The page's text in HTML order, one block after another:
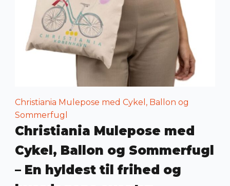
Christiania Mulepose med Cykel, Ballon og
Sommerfugl
Christiania Mulepose med
Cykel, Ballon og Sommerfugl
– En hyldest til frihed og